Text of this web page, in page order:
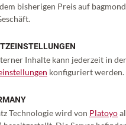
bisherigen Preis auf
Inhalte kann jederzeit in
konfiguriert werden.
Technologie wird von Platoyo